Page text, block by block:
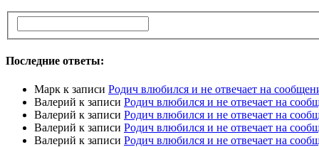
Последние ответы:
Марк к записи Родич влюбился и не отвечает на
Валерий к записи Родич влюбился и не отвечает на
Валерий к записи Родич влюбился и не отвечает на
Валерий к записи Родич влюбился и не отвечает на
Валерий к записи Родич влюбился и не отвечает на